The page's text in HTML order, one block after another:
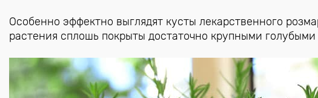
Особенно эффектно выглядят кусты лекарственного
растения сплошь покрыты достаточно крупными